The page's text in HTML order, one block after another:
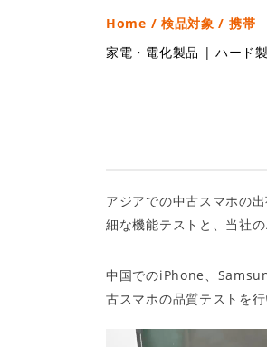
Home / 検品対象 / 携帯
家電・電化製品 |ハード
アジアでの中古スマホの
細な機能テストと、当社
中国でのiPhone、
古スマホの品質テストを